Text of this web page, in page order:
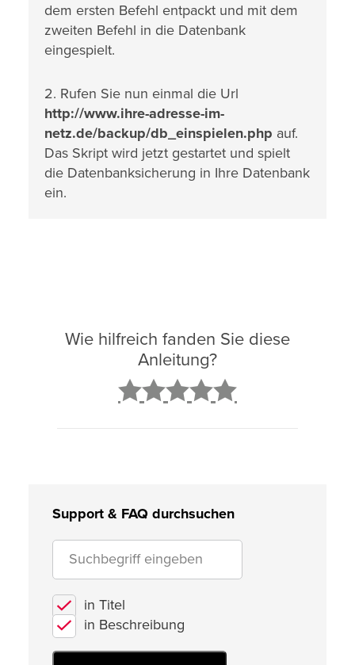
dem ersten Befehl entpackt und mit dem
zweiten Befehl in die Datenbank
eingespielt.
2. Rufen Sie nun einmal die Url
http://www.ihre-adresse-im-
netz.de/backup/db_einspielen.php auf.
Das Skript wird jetzt gestartet und spielt
die Datenbanksicherung in Ihre Datenbank
ein.
Wie hilfreich fanden Sie diese
Anleitung?
Support & FAQ durchsuchen
in Titel
in Beschreibung